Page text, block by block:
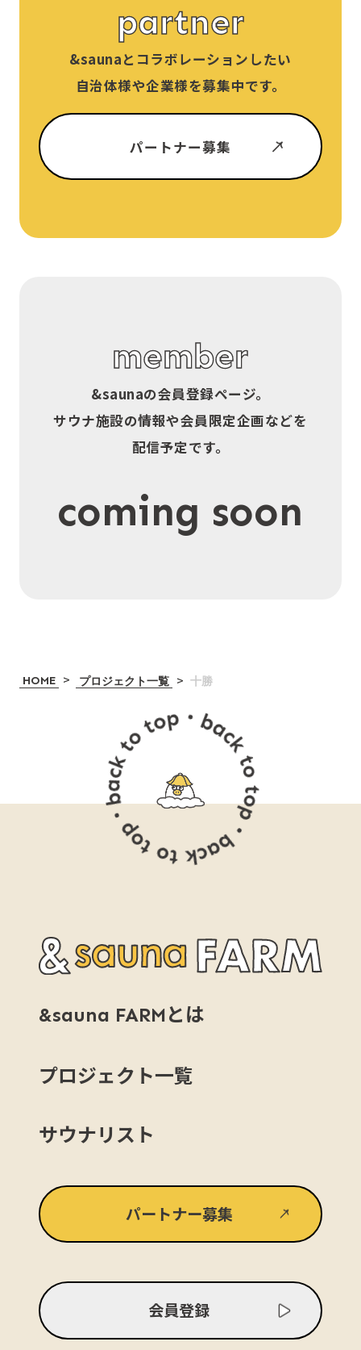
partner
&saunaとコラボレーションしたい
自治体様や企業様を募集中です。
パートナー募集
member
&saunaの会員登録ページ。
サウナ施設の情報や会員限定企画などを
配信予定です。
coming soon
HOME > プロジェクト一覧 > 十勝
&sauna FARMとは
プロジェクト一覧
サウナリスト
パートナー募集
会員登録